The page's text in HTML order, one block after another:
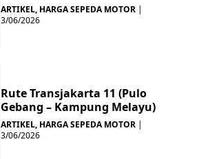
ARTIKEL, HARGA SEPEDA MOTOR |
3/06/2026
Rute Transjakarta 11 (Pulo
Gebang – Kampung Melayu)
ARTIKEL, HARGA SEPEDA MOTOR |
3/06/2026